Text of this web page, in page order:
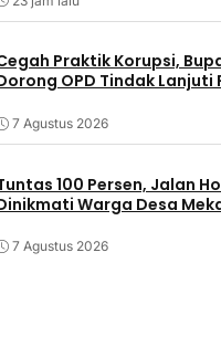
Praktik Korupsi,
OPD Tindak Lanjuti
7 Agustus 2026
100 Persen, Jalan
Warga Desa
7 Agustus 2026